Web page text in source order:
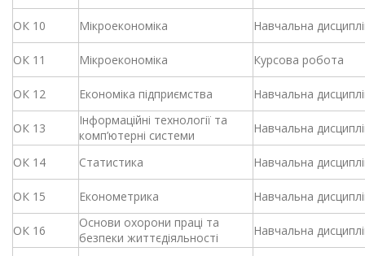
ОК 10 Мікроекономіка Навчальна
ОК 11 Мікроекономіка Курсова робота
ОК 12 Економіка підприємства Навчальна
ОК 13
Інформаційні технології та
комп’ютерні системи
Навчальна
ОК 14 Статистика Навчальна
ОК 15 Економетрика Навчальна
ОК 16
Основи охорони праці та
безпеки життєдіяльності
Навчальна